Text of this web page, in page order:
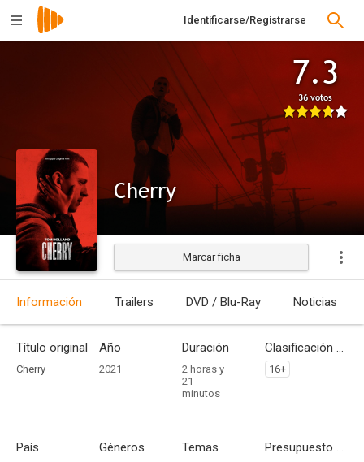
Identificarse/Registrarse
7.3
36 votos
Cherry
Estrenada
Marcar ficha
Información Trailers DVD / Blu-Ray Noticias
Título original
Cherry
Año
2021
Duración
2 horas y
21
minutos
Clasificación por edades
16+
País Géneros Temas Presupuesto - Ingresos